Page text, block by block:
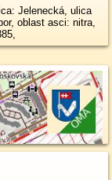
Jelenecká, ulica